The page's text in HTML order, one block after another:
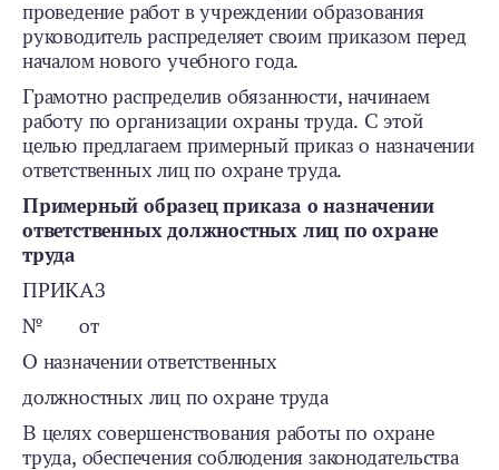
проведение работ в учреждении образования
руководитель распределяет своим приказом перед
началом нового учебного года.
Грамотно распределив обязанности, начинаем
работу по организации охраны труда. С этой
целью предлагаем примерный приказ о назначении
ответственных лиц по охране труда.
Примерный образец приказа о назначении
ответственных должностных лиц по охране
труда
ПРИКАЗ
№ от
О назначении ответственных
должностных лиц по охране труда
В целях совершенствования работы по охране
труда, обеспечения соблюдения законодательства